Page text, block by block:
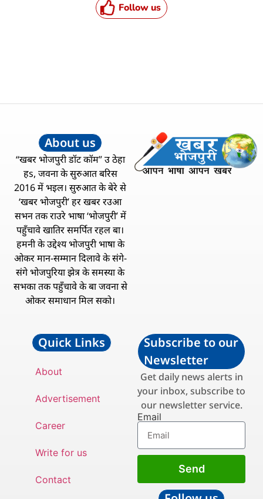
Follow us
About us
“खबर भोजपुरी डॉट कॉम” उ ठेहा
हs, जवना के सुरुआत बरिस
2016 में भइल। सुरुआत के बेरे से
‘खबर भोजपुरी’ हर खबर रउआ
सभन तक राउरे भाषा ‘भोजपुरी’ में
पहुँचावे खातिर समर्पित रहल बा।
हमनी के उद्देश्य भोजपुरी भाषा के
ओकर मान-सम्मान दिलावे के संगे-
संगे भोजपुरिया झेत्र के समस्या के
सभका तक पहुँचावे के बा जवना से
ओकर समाधान मिल सको।
Quick Links
About
Advertisement
Career
Write for us
Contact
Subscribe to our
Newsletter
Get daily news alerts in
your inbox, subscribe to
our newsletter service.
Email
Send